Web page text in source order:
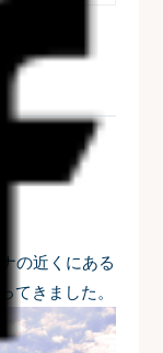
の近くにある
てきました。